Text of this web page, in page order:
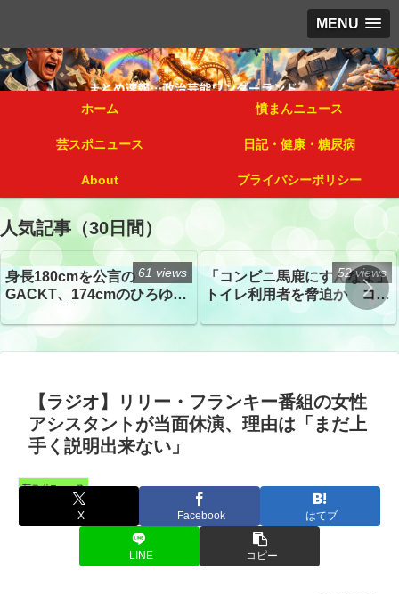
MENU
ホーム 憤まんニュース
芸スポニュース 日記・健康・糖尿病
About プライバシーポリシー
人気記事（30日間）
身長180cmを公言の
GACKT、174cmのひろゆき
トざわつき イベントでの写
真が話題
61 views
「コンビニ馬鹿にすんなよ」
トイレ利用者を脅迫か コン
52 views
【ラジオ】リリー・フランキー番組の女性
アシスタントが当面休演、理由は「まだ上
手く説明出来ない」
芸スポニュース
X Facebook はてブ
LINE コピー